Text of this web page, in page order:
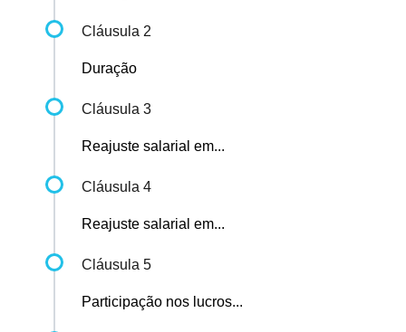
Cláusula 2
Duração
Cláusula 3
Reajuste salarial em...
Cláusula 4
Reajuste salarial em...
Cláusula 5
Participação nos lucros...